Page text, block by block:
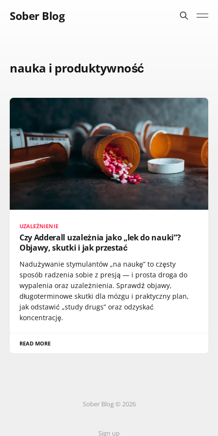
Sober Blog
nauka i produktywność
UZALEŻNIENIE
Czy Adderall uzależnia jako „lek do nauki”?
Objawy, skutki i jak przestać
Nadużywanie stymulantów „na naukę” to częsty
sposób radzenia sobie z presją — i prosta droga do
wypalenia oraz uzależnienia. Sprawdź objawy,
długoterminowe skutki dla mózgu i praktyczny plan,
jak odstawić „study drugs” oraz odzyskać
koncentrację.
READ MORE
Sober Blog © 2026
Sign up